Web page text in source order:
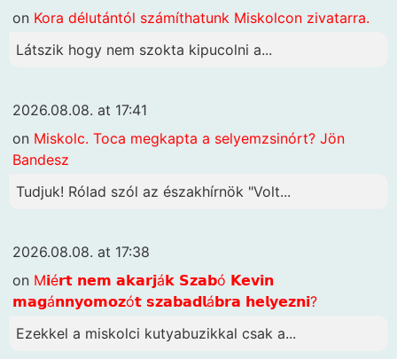
on Kora délutántól számíthatunk Miskolcon zivatarra.
Látszik hogy nem szokta kipucolni a...
2026.08.08. at 17:41
on Miskolc. Toca megkapta a selyemzsinórt? Jön
Bandesz
Tudjuk! Rólad szól az északhírnök "Volt...
2026.08.08. at 17:38
on M𝗶é𝗿𝘁 𝗻𝗲𝗺 𝗮𝗸𝗮𝗿𝗷á𝗸 𝗦𝘇𝗮𝗯ó 𝗞𝗲𝘃𝗶𝗻
𝗺𝗮𝗴á𝗻𝗻𝘆𝗼𝗺𝗼𝘇ó𝘁 𝘀𝘇𝗮𝗯𝗮𝗱𝗹á𝗯𝗿𝗮 𝗵𝗲𝗹𝘆𝗲𝘇𝗻𝗶?
Ezekkel a miskolci kutyabuzikkal csak a...